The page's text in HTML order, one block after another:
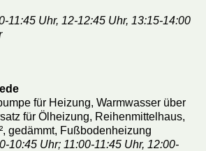
11:45 Uhr, 12-12:45 Uhr, 13:15-14:00
für Heizung, Warmwasser über
für Ölheizung, Reihenmittelhaus,
gedämmt, Fußbodenheizung
10:45 Uhr; 11:00-11:45 Uhr, 12:00-